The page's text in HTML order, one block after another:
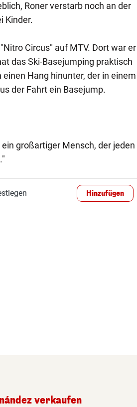
Roner verstarb noch an der
Kinder.
Circus" auf MTV. Dort war er
das Ski-Basejumping praktisch
Hang hinunter, der in einem
der Fahrt ein Basejump.
großartiger Mensch, der jeden
Hinzufügen
verkaufen